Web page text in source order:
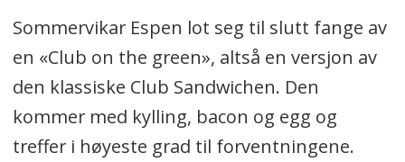
Sommervikar Espen lot seg til slutt fange av
en «Club on the green», altså en versjon av
den klassiske Club Sandwichen. Den
kommer med kylling, bacon og egg og
treffer i høyeste grad til forventningene.